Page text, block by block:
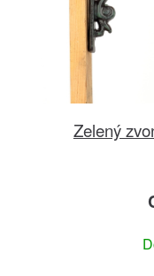
Zelený